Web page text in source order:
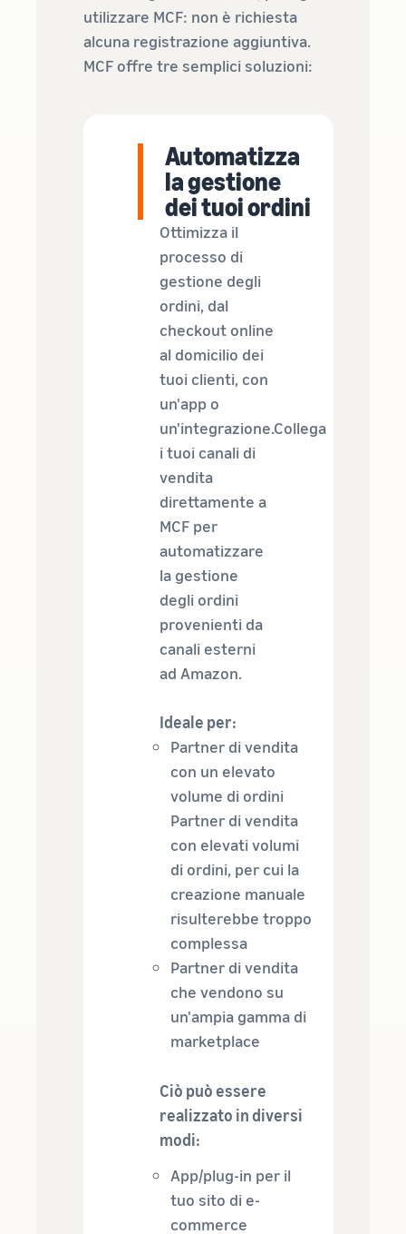
utilizzare MCF: non è richiesta
alcuna registrazione aggiuntiva.
MCF offre tre semplici soluzioni:
Automatizza
la gestione
dei tuoi ordini
Ottimizza il
processo di
gestione degli
ordini, dal
checkout online
al domicilio dei
tuoi clienti, con
un'app o
un'integrazione.Collega
i tuoi canali di
vendita
direttamente a
MCF per
automatizzare
la gestione
degli ordini
provenienti da
canali esterni
ad Amazon.
Ideale per:
Partner di vendita
con un elevato
volume di ordini
Partner di vendita
con elevati volumi
di ordini, per cui la
creazione manuale
risulterebbe troppo
complessa
Partner di vendita
che vendono su
un'ampia gamma di
marketplace
Ciò può essere
realizzato in diversi
modi:
App/plug-in per il
tuo sito di e-
commerce